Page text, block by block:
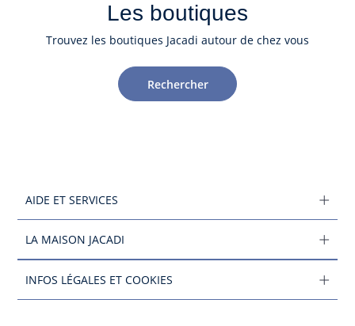
Les boutiques
Trouvez les boutiques Jacadi autour de chez vous
Rechercher
AIDE ET SERVICES
LA MAISON JACADI
INFOS LÉGALES ET COOKIES